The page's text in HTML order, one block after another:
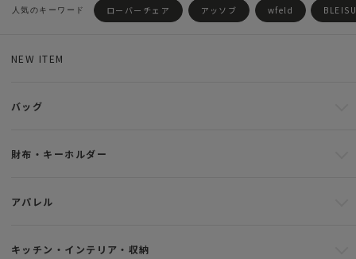
ローバーチェア アッソブ wfeld
NEW ITEM
バッグ
財布・キーホルダー
アパレル
キッチン・インテリア・収納